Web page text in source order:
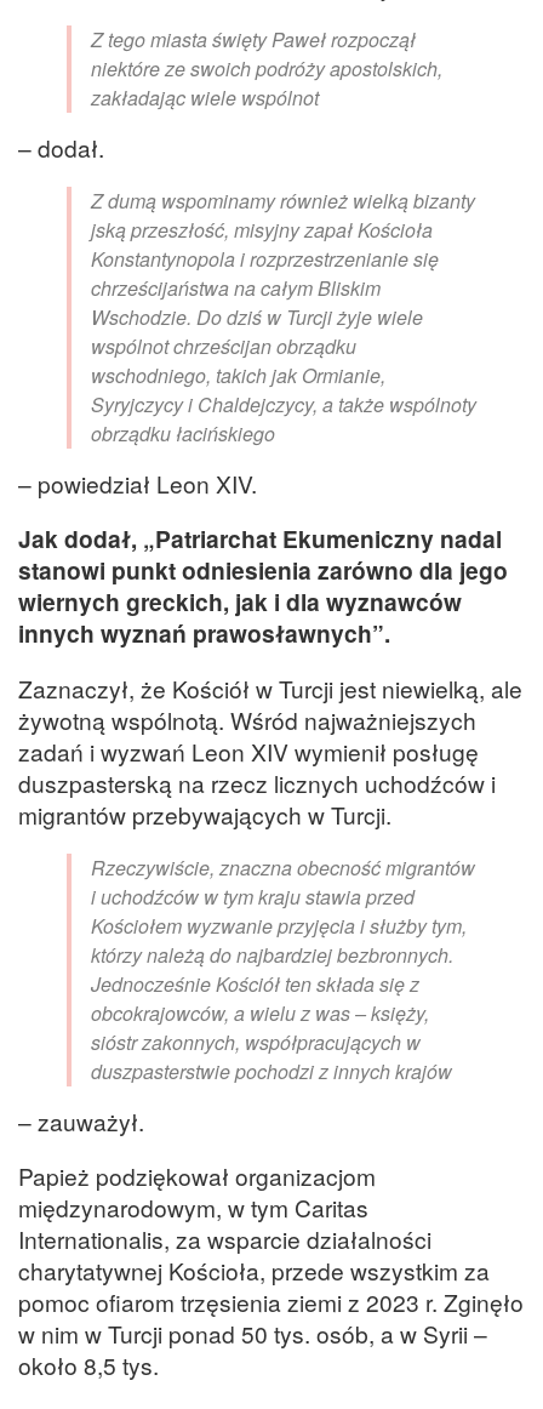
Z tego miasta święty Paweł rozpoczął
niektóre ze swoich podróży apostolskich,
zakładając wiele wspólnot
– dodał.
Z dumą wspominamy również wielką bizanty
jską przeszłość, misyjny zapał Kościoła
Konstantynopola i rozprzestrzenianie się
chrześcijaństwa na całym Bliskim
Wschodzie. Do dziś w Turcji żyje wiele
wspólnot chrześcijan obrządku
wschodniego, takich jak Ormianie,
Syryjczycy i Chaldejczycy, a także wspólnoty
obrządku łacińskiego
– powiedział Leon XIV.
Jak dodał, „Patriarchat Ekumeniczny nadal
stanowi punkt odniesienia zarówno dla jego
wiernych greckich, jak i dla wyznawców
innych wyznań prawosławnych”.
Zaznaczył, że Kościół w Turcji jest niewielką, ale
żywotną wspólnotą. Wśród najważniejszych
zadań i wyzwań Leon XIV wymienił posługę
duszpasterską na rzecz licznych uchodźców i
migrantów przebywających w Turcji.
Rzeczywiście, znaczna obecność migrantów
i uchodźców w tym kraju stawia przed
Kościołem wyzwanie przyjęcia i służby tym,
którzy należą do najbardziej bezbronnych.
Jednocześnie Kościół ten składa się z
obcokrajowców, a wielu z was – księży,
sióstr zakonnych, współpracujących w
duszpasterstwie pochodzi z innych krajów
– zauważył.
Papież podziękował organizacjom
międzynarodowym, w tym Caritas
Internationalis, za wsparcie działalności
charytatywnej Kościoła, przede wszystkim za
pomoc ofiarom trzęsienia ziemi z 2023 r. Zginęło
w nim w Turcji ponad 50 tys. osób, a w Syrii –
około 8,5 tys.